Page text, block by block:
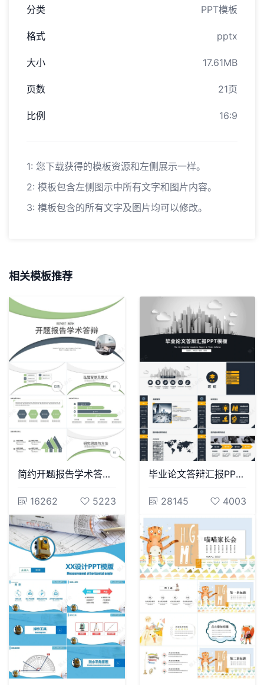
分类 PPT模板
格式 pptx
大小 17.61MB
页数 21页
比例 16:9
1: 您下载获得的模板资源和左侧展示一样。
2: 模板包含左侧图示中所有文字和图片内容。
3: 模板包含的所有文字及图片均可以修改。
相关模板推荐
简约开题报告学术答辩PPT
16262 5223
毕业论文答辩汇报PPT模板
28145 4003